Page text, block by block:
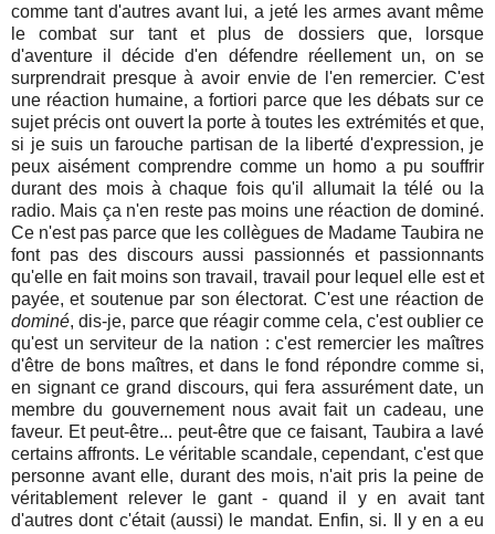
comme tant d'autres avant lui, a jeté les armes avant même
le combat sur tant et plus de dossiers que, lorsque
d'aventure il décide d'en défendre réellement un, on se
surprendrait presque à avoir envie de l'en remercier. C'est
une réaction humaine, a fortiori parce que les débats sur ce
sujet précis ont ouvert la porte à toutes les extrémités et que,
si je suis un farouche partisan de la liberté d'expression, je
peux aisément comprendre comme un homo a pu souffrir
durant des mois à chaque fois qu'il allumait la télé ou la
radio. Mais ça n'en reste pas moins une réaction de dominé.
Ce n'est pas parce que les collègues de Madame Taubira ne
font pas des discours aussi passionnés et passionnants
qu'elle en fait moins son travail, travail pour lequel elle est et
payée, et soutenue par son électorat. C'est une réaction de
dominé, dis-je, parce que réagir comme cela, c'est oublier ce
qu'est un serviteur de la nation : c'est remercier les maîtres
d'être de bons maîtres, et dans le fond répondre comme si,
en signant ce grand discours, qui fera assurément date, un
membre du gouvernement nous avait fait un cadeau, une
faveur. Et peut-être... peut-être que ce faisant, Taubira a lavé
certains affronts. Le véritable scandale, cependant, c'est que
personne avant elle, durant des mois, n'ait pris la peine de
véritablement relever le gant - quand il y en avait tant
d'autres dont c'était (aussi) le mandat. Enfin, si. Il y en a eu